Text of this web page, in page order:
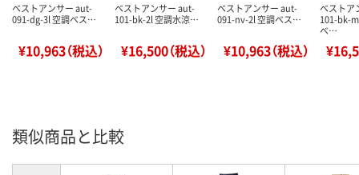
ベストアンサー aut-
091-dg-3l 空調ベス…
¥10,963（税込）
ベストアンサー aut-
101-bk-2l 空調水涼…
¥16,500（税込）
ベストアンサー aut-
091-nv-2l 空調ベス…
¥10,963（税込）
ベストア
101-bk-
ベ…
類似商品と比較